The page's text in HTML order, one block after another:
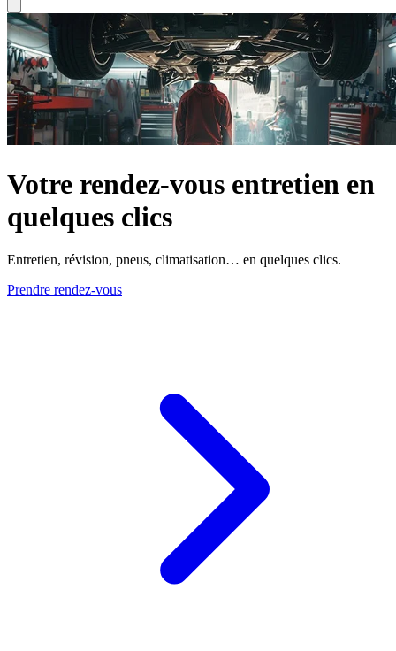
Votre rendez-vous entretien en
quelques clics
Entretien, révision, pneus, climatisation… en quelques clics.
Prendre rendez-vous